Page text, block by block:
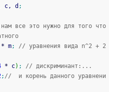
c, d ;
все это нужно для того что
* m;
// уравнения вида n^2 + 2
* c) ;
// дискриминант:...
; //  и корень данного уравнени